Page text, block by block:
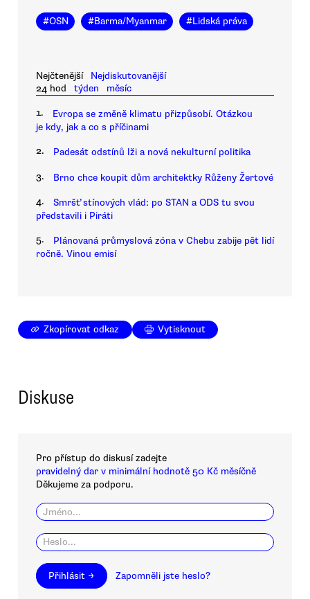
#OSN #Barma/Myanmar #Lidská práva
Nejčtenější
Nejdiskutovanější
24 hod
týden měsíc
1.
Evropa se změně klimatu přizpůsobí. Otázkou
je kdy, jak a co s příčinami
2. Padesát odstínů lži a nová nekulturní politika
3. Brno chce koupit dům architektky Růženy Žertové
4.
Smršť stínových vlád: po STAN a ODS tu svou
představili i Piráti
5.
Plánovaná průmyslová zóna v Chebu zabije pět lidí
ročně. Vinou emisí
Zkopírovat odkaz Vytisknout
Diskuse
Pro přístup do diskusí zadejte
pravidelný dar v minimální hodnotě 50 Kč měsíčně
Děkujeme za podporu.
Přihlásit → Zapomněli jste heslo?